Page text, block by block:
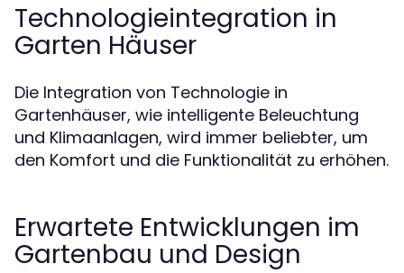
Technologieintegration in
Garten Häuser
Die Integration von Technologie in
Gartenhäuser, wie intelligente Beleuchtung
und Klimaanlagen, wird immer beliebter, um
den Komfort und die Funktionalität zu erhöhen.
Erwartete Entwicklungen im
Gartenbau und Design